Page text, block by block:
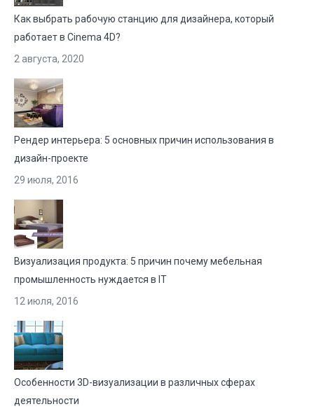
Как выбрать рабочую станцию для дизайнера, который
работает в Cinema 4D?
2 августа, 2020
Рендер интерьера: 5 основных причин использования в
дизайн-проекте
29 июля, 2016
Визуализация продукта: 5 причин почему мебельная
промышленность нуждается в IT
12 июля, 2016
Особенности 3D-визуализации в различных сферах
деятельности